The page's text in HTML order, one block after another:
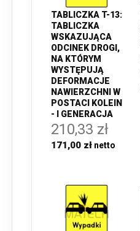
TABLICZKA T-13:
TABLICZKA
WSKAZUJĄCA
ODCINEK DROGI,
NA KTÓRYM
WYSTĘPUJĄ
DEFORMACJE
NAWIERZCHNI W
POSTACI KOLEIN
- I GENERACJA
210,33 zł
171,00 zł